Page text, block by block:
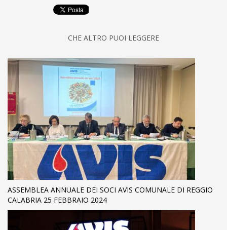
CHE ALTRO PUOI LEGGERE
ASSEMBLEA ANNUALE DEI SOCI AVIS COMUNALE DI REGGIO
CALABRIA 25 FEBBRAIO 2024